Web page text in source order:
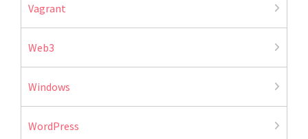
Vagrant
Web3
Windows
WordPress